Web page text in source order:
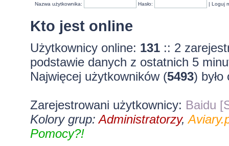
Nazwa użytkownika: Hasło: |Loguj
Kto jest online
Użytkownicy online: 131:: 2
podstawie danych z ostatnich 5
Najwięcej użytkowników (5493)
Zarejestrowani użytkownicy: Baidu
Kolory grup:Administratorzy,
Pomocy?!